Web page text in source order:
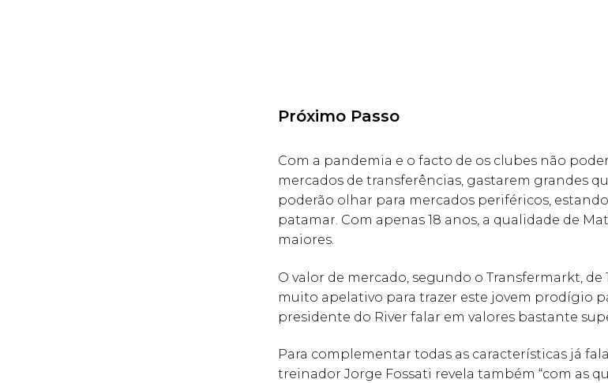
Próximo Passo
Com a pandemia e o facto de os clubes não
mercados de transferências, gastarem grandes
poderão olhar para mercados periféricos,
patamar. Com apenas 18 anos, a qualidade de
maiores.
O valor de mercado, segundo o Transfermarkt, de
muito apelativo para trazer este jovem prodígio
presidente do River falar em valores bastante
Para complementar todas as características já
treinador Jorge Fossati revela também “com as